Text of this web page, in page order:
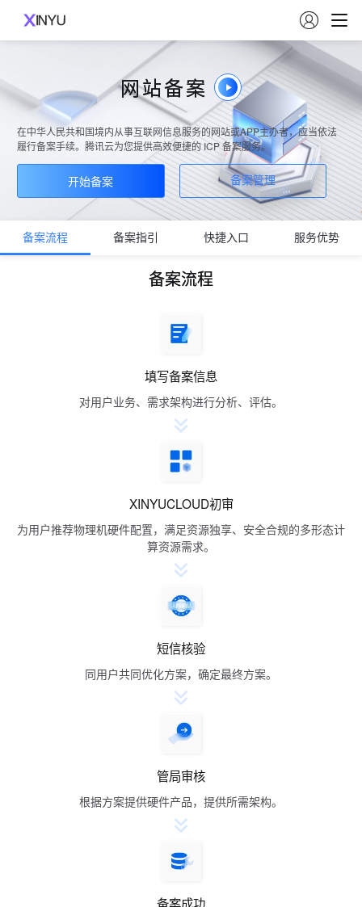

网站备案
在中华人民共和国境内从事互联网信息服务的网站或APP主办者，应当依法
履行备案手续。腾讯云为您提供高效便捷的 ICP 备案服务。
开始备案 备案管理
备案流程 备案指引 快捷入口 服务优势
备案流程
填写备案信息
对用户业务、需求架构进行分析、评估。
XINYUCLOUD初审
为用户推荐物理机硬件配置，满足资源独享、安全合规的多形态计
算资源需求。
短信核验
同用户共同优化方案，确定最终方案。
管局审核
根据方案提供硬件产品，提供所需架构。
备案成功